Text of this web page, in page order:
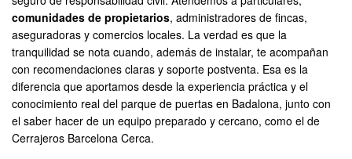
comunidades de propietarios, administradores de fincas,
aseguradoras y comercios locales. La verdad es que la
tranquilidad se nota cuando, además de instalar, te acompañan
con recomendaciones claras y soporte postventa. Esa es la
diferencia que aportamos desde la experiencia práctica y el
conocimiento real del parque de puertas en Badalona, junto con
el saber hacer de un equipo preparado y cercano, como el de
Cerrajeros Barcelona Cerca.